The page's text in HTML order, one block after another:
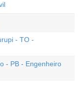
- TO -
- PB - Engenheiro